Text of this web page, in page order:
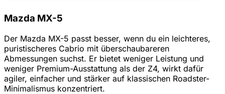
Mazda MX-5
Der Mazda MX-5 passt besser, wenn du ein leichteres,
puristischeres Cabrio mit überschaubareren
Abmessungen suchst. Er bietet weniger Leistung und
weniger Premium-Ausstattung als der Z4, wirkt dafür
agiler, einfacher und stärker auf klassischen Roadster-
Minimalismus konzentriert.